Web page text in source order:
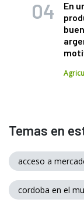
En
Temas en
acceso a
cordoba en el